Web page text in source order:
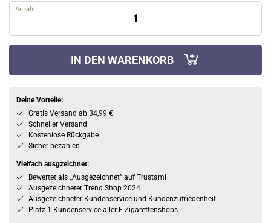
Anzahl
IN DEN WARENKORB
Deine Vorteile:
Gratis Versand ab 34,99 €
Schneller Versand
Kostenlose Rückgabe
Sicher bezahlen
Vielfach ausgzeichnet:
Bewertet als „Ausgezeichnet” auf Trustami
Ausgezeichneter Trend Shop 2024
Ausgezeichneter Kundenservice und Kundenzufriedenheit
Platz 1 Kundenservice aller E-Zigarettenshops